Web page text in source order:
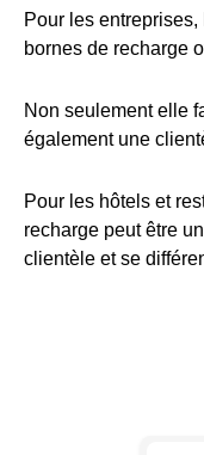
Pour les
bornes de recharge
Non seulement elle
également une
Pour les hôtels et
recharge peut être
clientèle et se